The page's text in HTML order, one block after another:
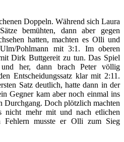
Doppeln. Während sich Laura
bemühten, dann aber gegen
hatten, machten es Olli und
Pohlmann mit 3:1. Im oberen
Dirk Buttgereit zu tun. Das Spiel
her, dann brach Peter völlig
Entscheidungssatz klar mit 2:11.
Satz deutlich, hatte dann in der
Gegner kam aber noch einmal ins
Durchgang. Doch plötzlich machten
nicht mehr mit und nach etlichen
Fehlern musste er Olli zum Sieg